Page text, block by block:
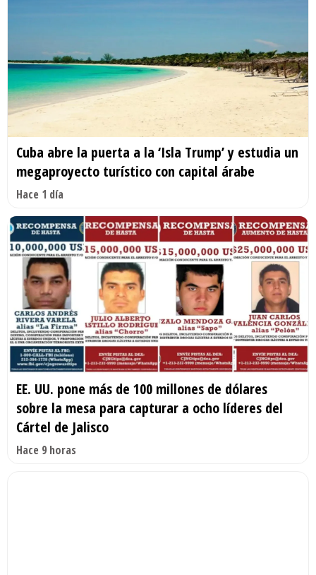
Cuba abre la puerta a la ‘Isla Trump’ y estudia un
megaproyecto turístico con capital árabe
Hace 1 día
EE. UU. pone más de 100 millones de dólares
sobre la mesa para capturar a ocho líderes del
Cártel de Jalisco
Hace 9 horas